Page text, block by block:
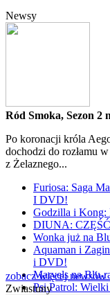
Newsy
Ród Smoka, Sezon
Po koronacji króla
dochodzi do rozłamu
z Żelaznego...
Furiosa: Saga
I DVD!
Godzilla i
DIUNA:
Wonka już na
Aquaman i
i DVD!
Marvels na
Psi Patrol:
zobacz więcej newsów
Zwiastuny